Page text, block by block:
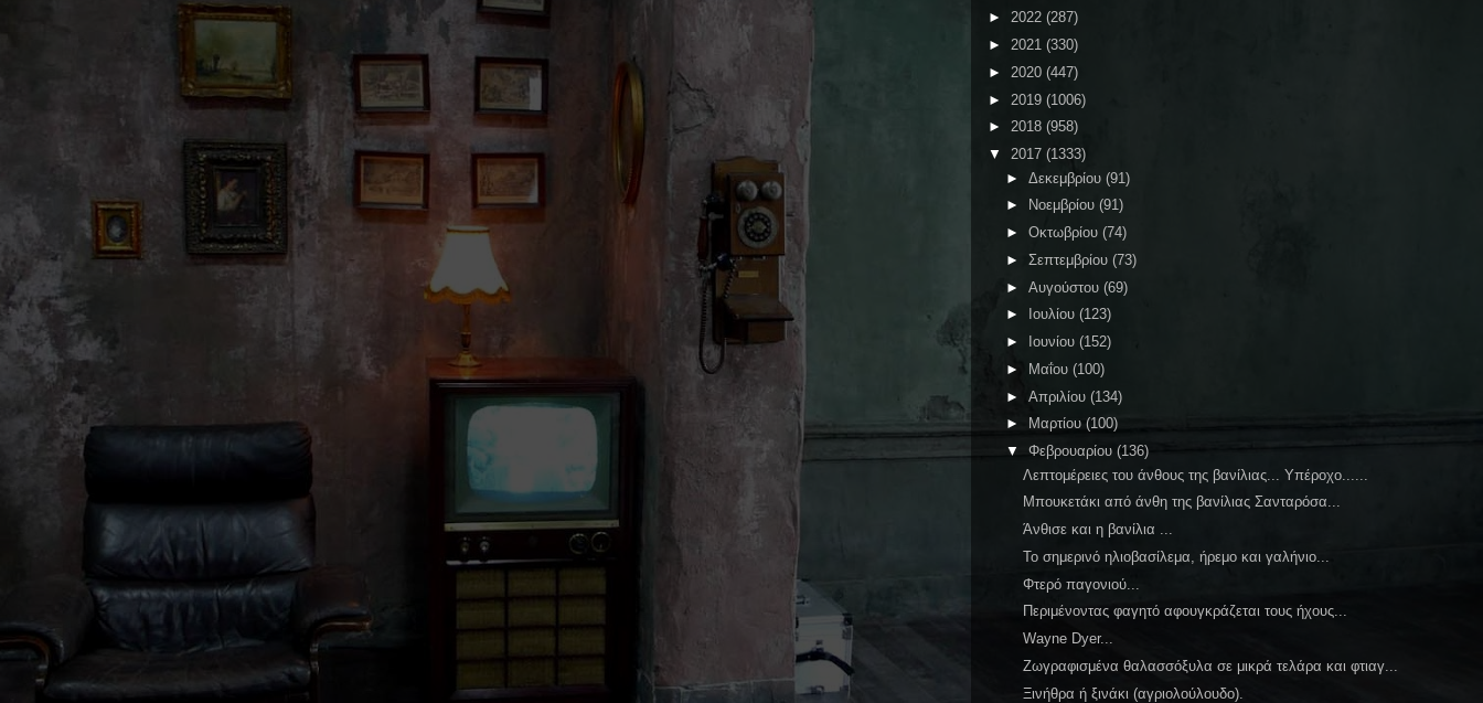
► 2022 (287)
► 2021 (330)
► 2020 (447)
► 2019 (1006)
► 2018 (958)
▼ 2017 (1333)
► Δεκεμβρίου (91)
►
Νοεμβρίου (91)
► Οκτωβρίου (74)
► Σεπτεμβρίου (73)
► Αυγούστου (69)
►
Ιουλίου (123)
►
Ιουνίου (152)
►
Μαΐου (100)
► Απριλίου (134)
►
Μαρτίου (100)
▼ Φεβρουαρίου (136)
Λεπτομέρειες του άνθους της βανίλιας... Υπέροχο......
Μπουκετάκι από άνθη της βανίλιας Σανταρόσα...
Άνθισε και η βανίλια ...
Το σημερινό ηλιοβασίλεμα, ήρεμο και γαλήνιο...
Φτερό παγονιού...
Περιμένοντας φαγητό αφουγκράζεται τους ήχους...
Wayne Dyer...
Ζωγραφισμένα θαλασσόξυλα σε μικρά τελάρα και φτιαγ...
Ξινήθρα ή ξινάκι (αγριολούλουδο).